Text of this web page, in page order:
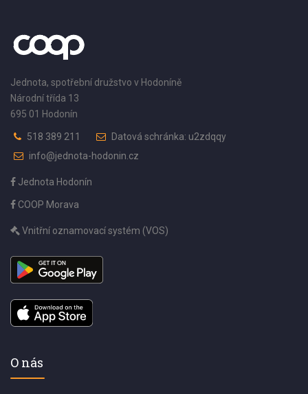
Jednota, spotřební družstvo v Hodoníně
Národní třída 13
695 01 Hodonín
518 389 211
Datová schránka: u2zdqqy
info@jednota-hodonin.cz
Jednota Hodonín
COOP Morava
Vnitřní oznamovací systém (VOS)
O nás